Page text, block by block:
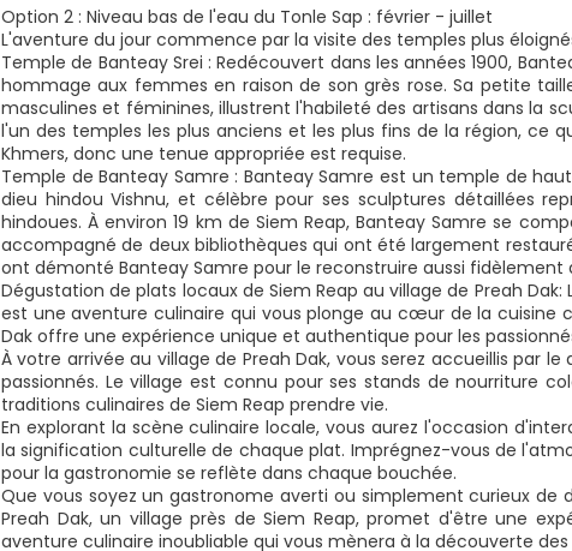
Option 2 : Niveau bas de l'eau du Tonle Sap : février - juillet
L'aventure du jour commence par la visite des temples plus
Temple de Banteay Srei : Redécouvert dans les années 1900,
hommage aux femmes en raison de son grès rose. Sa petite
masculines et féminines, illustrent l'habileté des artisans dans la
l'un des temples les plus anciens et les plus fins de la région, ce
Khmers, donc une tenue appropriée est requise.
Temple de Banteay Samre : Banteay Samre est un temple de
dieu hindou Vishnu, et célèbre pour ses sculptures détaillées
hindoues. À environ 19 km de Siem Reap, Banteay Samre se
accompagné de deux bibliothèques qui ont été largement
ont démonté Banteay Samre pour le reconstruire aussi fidèlement
Dégustation de plats locaux de Siem Reap au village de Preah
est une aventure culinaire qui vous plonge au cœur de la cuisine
Dak offre une expérience unique et authentique pour les
À votre arrivée au village de Preah Dak, vous serez accueillis par
passionnés. Le village est connu pour ses stands de nourriture
traditions culinaires de Siem Reap prendre vie.
En explorant la scène culinaire locale, vous aurez l'occasion
la signification culturelle de chaque plat. Imprégnez-vous de
pour la gastronomie se reflète dans chaque bouchée.
Que vous soyez un gastronome averti ou simplement curieux
Preah Dak, un village près de Siem Reap, promet d'être une
aventure culinaire inoubliable qui vous mènera à la découverte